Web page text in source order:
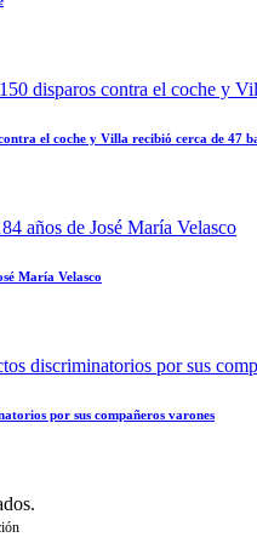
el coche y Villa recibió cerca de 47
María Velasco
por sus compañeros varones